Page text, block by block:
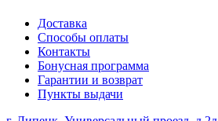
Доставка
Способы оплаты
Контакты
Бонусная программа
Гарантии и возврат
Пункты выдачи